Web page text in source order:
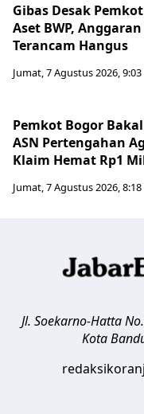
Gibas Desak
Aset BWP,
Terancam Hangus
Jumat, 7 Agustus 2026, 9:03
Pemkot Bogor
ASN Pertengahan
Klaim Hemat Rp1
Jumat, 7 Agustus 2026, 8:18
Jl. Soekarno-Hatta
Kota